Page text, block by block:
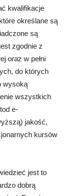
kwalifikacje
określane są
są
zgodnie z
oraz w pełni
do których
wysoką
wszystkich
e-
jakość,
kursów
jest to
dobrą